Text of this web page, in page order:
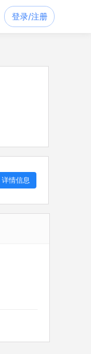
登录/注册
详情信息